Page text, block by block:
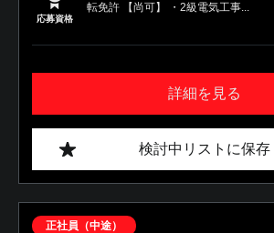
応募資格
転免許 【尚可】 ・2級電気工事...
詳細を見る
検討中リストに保存
正社員（中途）